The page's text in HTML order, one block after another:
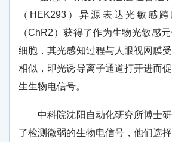
（ HEK293）异源表达光敏感
（ChR2）获得了作为生物光敏感
细胞，其光感知过程与人眼视网膜
相似，即光诱导离子通道打开进而
生生物电信号。
中科院沈阳自动化研究所博士
了检测微弱的生物电信号，他们选